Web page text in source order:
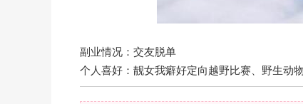
副业情况：交友脱单
个人喜好：靓女我癖好定向越野比赛、野生动